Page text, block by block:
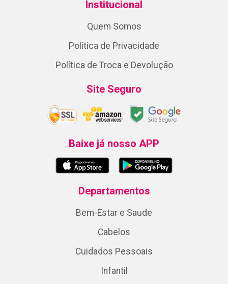
Institucional
Quem Somos
Política de Privacidade
Política de Troca e Devolução
Site Seguro
Baixe já nosso APP
Departamentos
Bem-Estar e Saude
Cabelos
Cuidados Pessoais
Infantil